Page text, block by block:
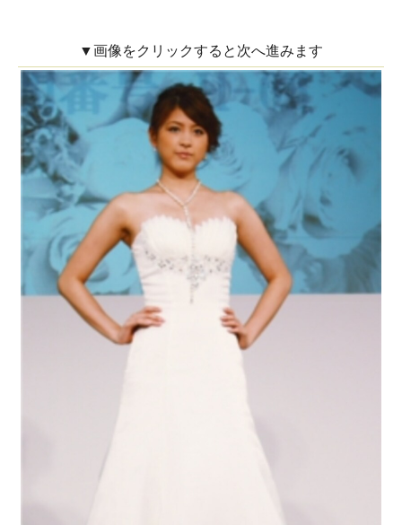
▼画像をクリックすると次へ進みます